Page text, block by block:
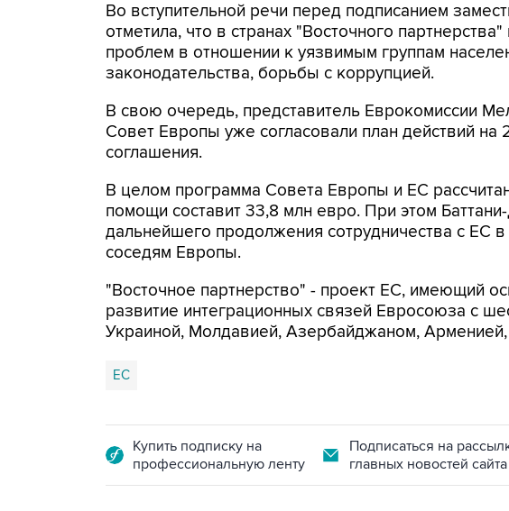
Во вступительной речи перед подписанием
отметила, что в странах "Восточного
проблем в отношении к уязвимым группам
законодательства, борьбы с коррупцией.
В свою очередь, представитель Еврокомиссии
Совет Европы уже согласовали план действий на
соглашения.
В целом программа Совета Европы и ЕС
помощи составит 33,8 млн евро. При этом
дальнейшего продолжения сотрудничества с ЕС
соседям Европы.
"Восточное партнерство" - проект ЕС, имеющий
развитие интеграционных связей Евросоюза с
Украиной, Молдавией, Азербайджаном, Арменией,
ЕС
Купить подписку на
профессиональную ленту
Подписаться на
главных новостей сайта